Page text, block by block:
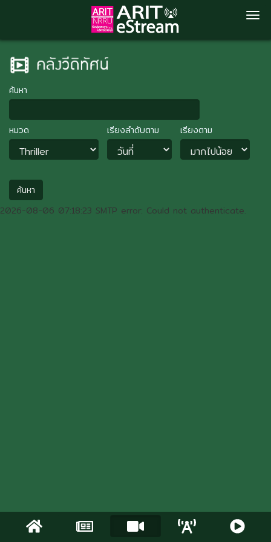
Skip
main
ค้นหา
หมวด เรียงลำดับตาม เรียงตาม
ค้นหา
2026-08-06 07:18:23 SMTP error: Could not authenticate.